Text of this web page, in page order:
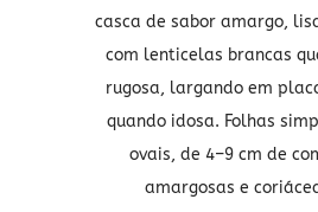
casca de sabor amargo,
com lenticelas brancas
rugosa, largando em
quando idosa. Folhas
ovais, de 4–9 cm de
amargosas e